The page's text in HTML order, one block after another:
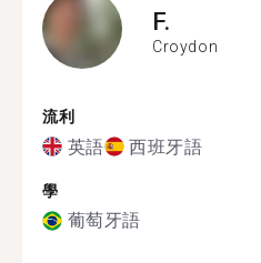
F.
Croydon
流利
英語 西班牙語
學
葡萄牙語